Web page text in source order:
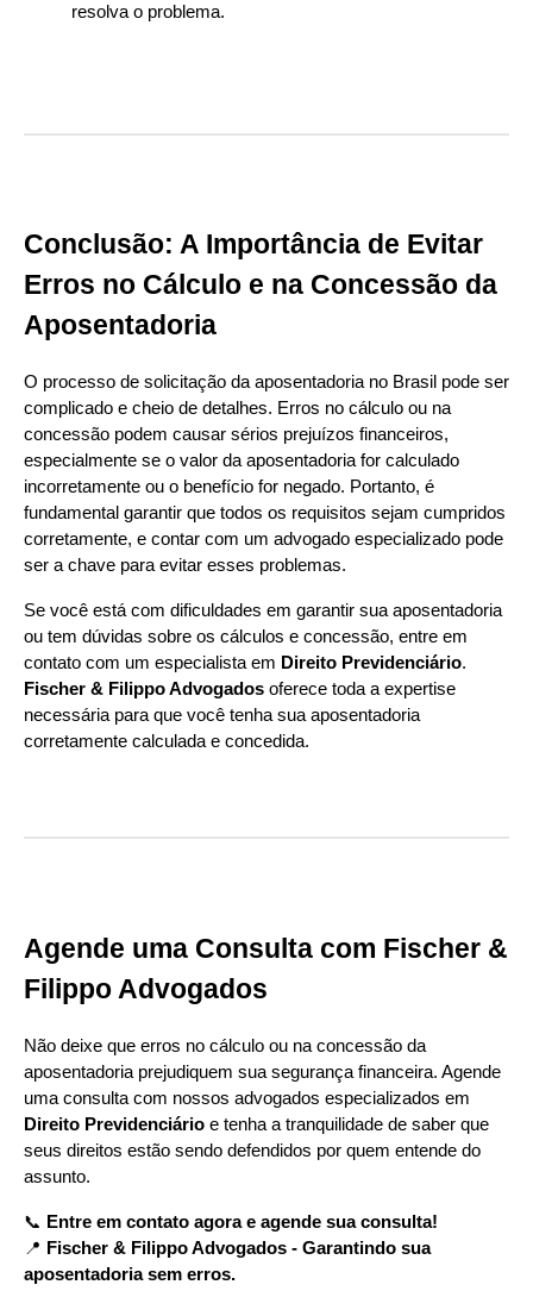
resolva o problema.
Conclusão: A Importância de Evitar
Erros no Cálculo e na Concessão da
Aposentadoria
O processo de solicitação da aposentadoria no Brasil pode ser
complicado e cheio de detalhes. Erros no cálculo ou na
concessão podem causar sérios prejuízos financeiros,
especialmente se o valor da aposentadoria for calculado
incorretamente ou o benefício for negado. Portanto, é
fundamental garantir que todos os requisitos sejam cumpridos
corretamente, e contar com um advogado especializado pode
ser a chave para evitar esses problemas.
Se você está com dificuldades em garantir sua aposentadoria
ou tem dúvidas sobre os cálculos e concessão, entre em
contato com um especialista em Direito Previdenciário.
Fischer & Filippo Advogados oferece toda a expertise
necessária para que você tenha sua aposentadoria
corretamente calculada e concedida.
Agende uma Consulta com Fischer &
Filippo Advogados
Não deixe que erros no cálculo ou na concessão da
aposentadoria prejudiquem sua segurança financeira. Agende
uma consulta com nossos advogados especializados em
Direito Previdenciário e tenha a tranquilidade de saber que
seus direitos estão sendo defendidos por quem entende do
assunto.
📞 Entre em contato agora e agende sua consulta!
📍 Fischer & Filippo Advogados - Garantindo sua
aposentadoria sem erros.